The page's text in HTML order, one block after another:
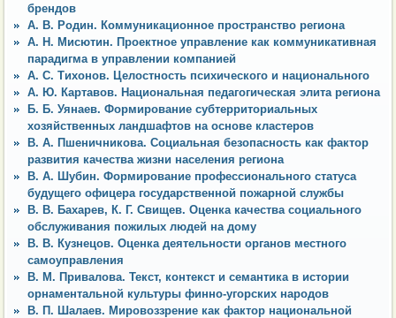
брендов
А. В. Родин. Коммуникационное пространство региона
А. Н. Мисютин. Проектное управление как коммуникативная
парадигма в управлении компанией
А. С. Тихонов. Целостность психического и национального
А. Ю. Картавов. Национальная педагогическая элита региона
Б. Б. Уянаев. Формирование субтерриториальных
хозяйственных ландшафтов на основе кластеров
В. А. Пшеничникова. Социальная безопасность как фактор
развития качества жизни населения региона
В. А. Шубин. Формирование профессионального статуса
будущего офицера государственной пожарной службы
В. В. Бахарев, К. Г. Свищев. Оценка качества социального
обслуживания пожилых людей на дому
В. В. Кузнецов. Оценка деятельности органов местного
самоуправления
В. М. Привалова. Текст, контекст и семантика в истории
орнаментальной культуры финно-угорских народов
В. П. Шалаев. Мировоззрение как фактор национальной